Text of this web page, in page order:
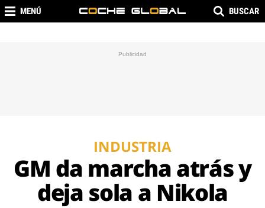
MENÚ BUSCAR
INDUSTRIA
GM da marcha atrás y
deja sola a Nikola